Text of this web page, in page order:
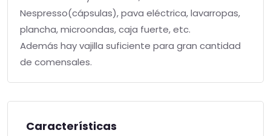
Nespresso(cápsulas), pava eléctrica, lavarropas,
plancha, microondas, caja fuerte, etc.
Además hay vajilla suficiente para gran cantidad
de comensales.
Características